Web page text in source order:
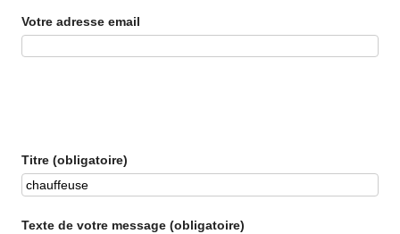
Votre adresse email
Titre (obligatoire)
Texte de votre message (obligatoire)